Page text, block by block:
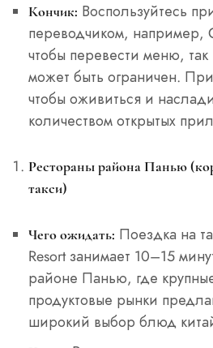
Кончик: Воспользуйтесь
переводчиком, например,
чтобы перевести меню, так
может быть ограничен.
чтобы оживиться и
количеством открытых
Рестораны района Панью
такси)
Чего ожидать: Поездка на
Resort занимает 10–15
районе Панью, где
продуктовые рынки
широкий выбор блюд